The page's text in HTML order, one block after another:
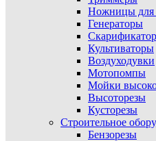
Ножницы для
Генераторы
Культиваторы
Воздуходувки
Мотопомпы
Мойки
Высоторезы
Кусторезы
Строительное
Бензорезы